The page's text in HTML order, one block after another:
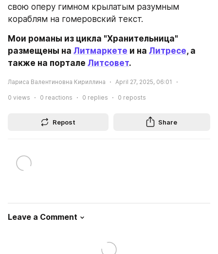
свою оперу гимном крылатым разумным
кораблям на гомеровский текст.
Мои романы из цикла "Хранительница"
размещены на Литмаркете и на Литресе, а
также на портале Литсовет.
Лариса Валентиновна Кириллина April 27, 2025, 06:01
0 views 0 reactions 0 replies 0 reposts
Repost Share
Leave a Comment